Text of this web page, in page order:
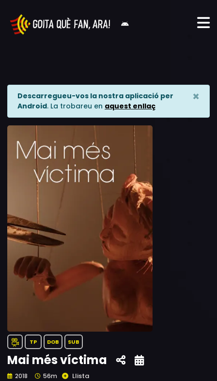
Descarregueu-vos la nostra aplicació per
Android. La trobareu en aquest enllaç
×
TP DOB SUB
Mai més víctima
2018 56m Llista